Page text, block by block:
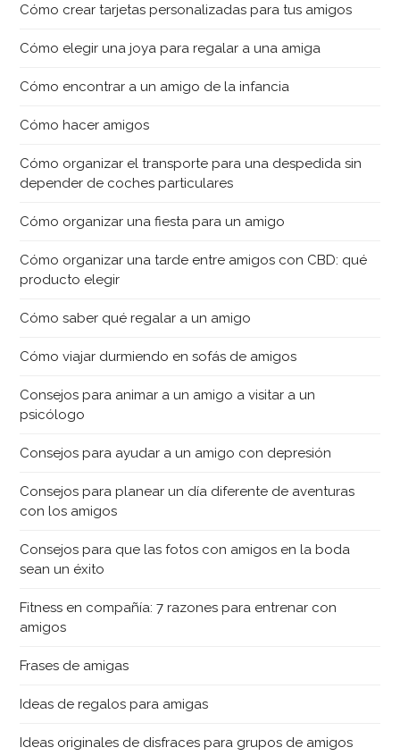
Cómo crear tarjetas personalizadas para tus amigos
Cómo elegir una joya para regalar a una amiga
Cómo encontrar a un amigo de la infancia
Cómo hacer amigos
Cómo organizar el transporte para una despedida sin
depender de coches particulares
Cómo organizar una fiesta para un amigo
Cómo organizar una tarde entre amigos con CBD: qué
producto elegir
Cómo saber qué regalar a un amigo
Cómo viajar durmiendo en sofás de amigos
Consejos para animar a un amigo a visitar a un
psicólogo
Consejos para ayudar a un amigo con depresión
Consejos para planear un día diferente de aventuras
con los amigos
Consejos para que las fotos con amigos en la boda
sean un éxito
Fitness en compañía: 7 razones para entrenar con
amigos
Frases de amigas
Ideas de regalos para amigas
Ideas originales de disfraces para grupos de amigos